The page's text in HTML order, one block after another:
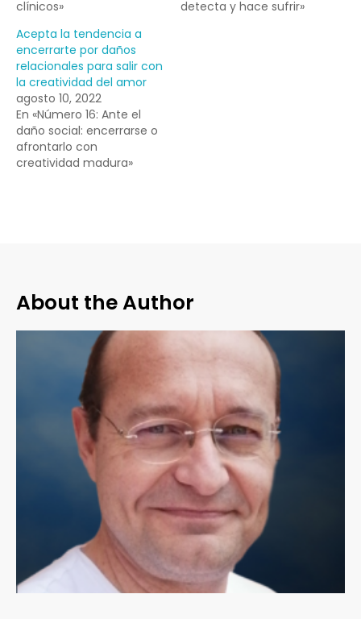
clínicos»
detecta y hace sufrir»
Acepta la tendencia a
encerrarte por daños
relacionales para salir con
la creatividad del amor
agosto 10, 2022
En «Número 16: Ante el
daño social: encerrarse o
afrontarlo con
creatividad madura»
About the Author